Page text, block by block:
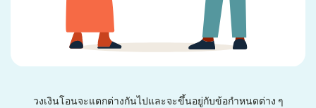
วงเงินโอนจะแตกต่างกันไปและจะขึ้นอยู่กับข้อกำหนดต่าง ๆ